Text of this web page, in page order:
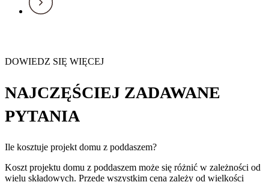
DOWIEDZ SIĘ WIĘCEJ
NAJCZĘŚCIEJ ZADAWANE
PYTANIA
Ile kosztuje projekt domu z poddaszem?
Koszt projektu domu z poddaszem może się różnić w zależności od
wielu składowych. Przede wszystkim cena zależy od wielkości